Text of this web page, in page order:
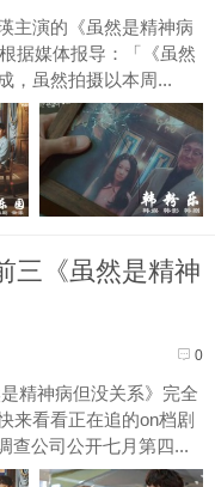
演的《虽然是精神病
媒体报导：「《虽然
，虽然拍摄以本周...
三《虽然是精神
0
精神病但没关系》完全
来看看正在追的on档剧
公司公开七月第四...